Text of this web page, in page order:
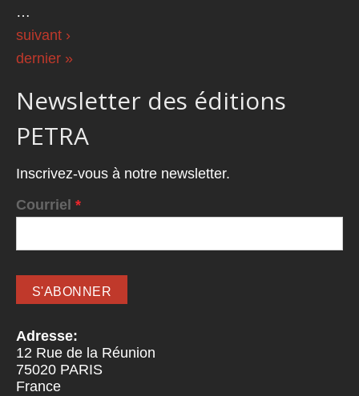
…
suivant ›
dernier »
Newsletter des éditions
PETRA
Inscrivez-vous à notre newsletter.
Courriel *
Adresse:
12 Rue de la Réunion
75020 PARIS
France